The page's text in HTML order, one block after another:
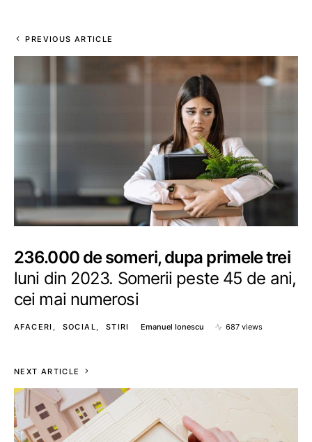
PREVIOUS ARTICLE
236.000 de someri, dupa primele trei
luni din 2023. Somerii peste 45 de ani,
cei mai numerosi
AFACERI SOCIAL STIRI Emanuel Ionescu 687 views
NEXT ARTICLE